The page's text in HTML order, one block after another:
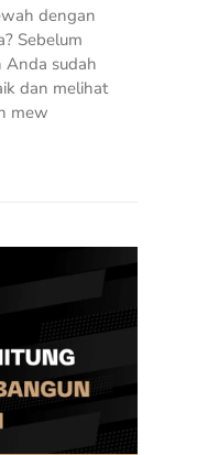
dengan
Sebelum
Anda sudah
dan melihat
mew